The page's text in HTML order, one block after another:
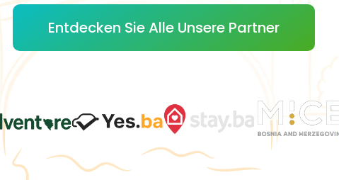
Entdecken Sie Alle Unsere Partner